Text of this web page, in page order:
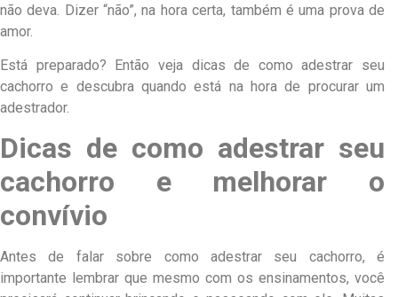
não deva. Dizer “não”, na hora certa, também é uma prova de
amor.
Está preparado? Então veja dicas de como adestrar seu
cachorro e descubra quando está na hora de procurar um
adestrador.
Dicas de como adestrar seu
cachorro e melhorar o
convívio
Antes de falar sobre como adestrar seu cachorro, é
importante lembrar que mesmo com os ensinamentos, você